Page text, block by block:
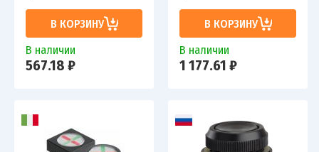
В КОРЗИНУ
В наличии
567.18 ₽
В КОРЗИНУ
В наличии
1 177.61 ₽